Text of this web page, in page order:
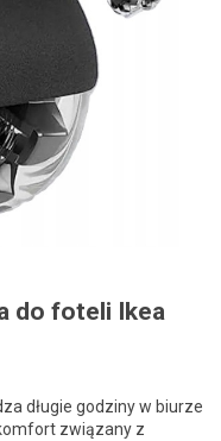
do foteli Ikea
długie godziny w biurze
związany z